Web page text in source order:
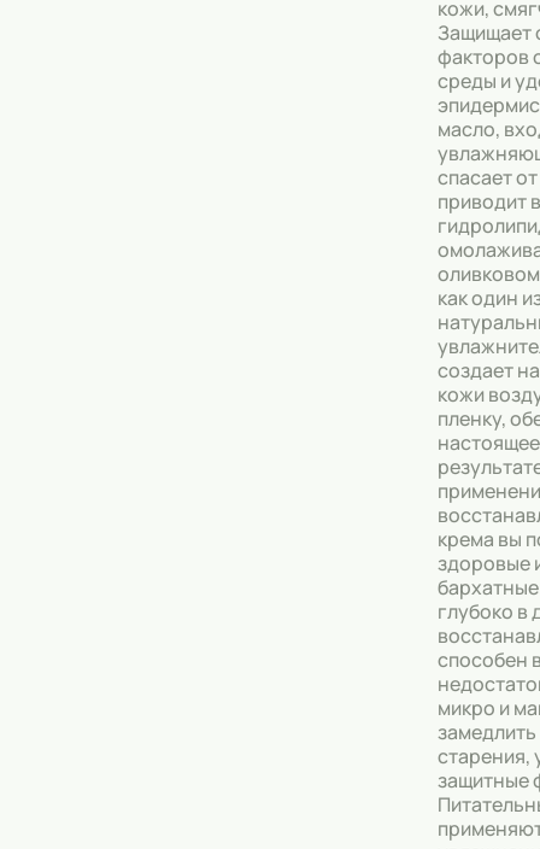
кожи,
Защищает
факторов
среды и
масло,
спасает
приводит
как один
создает
кожи
пленку,
крема вы
здоровые
глубоко в
способен
микро и
старения,
защитные